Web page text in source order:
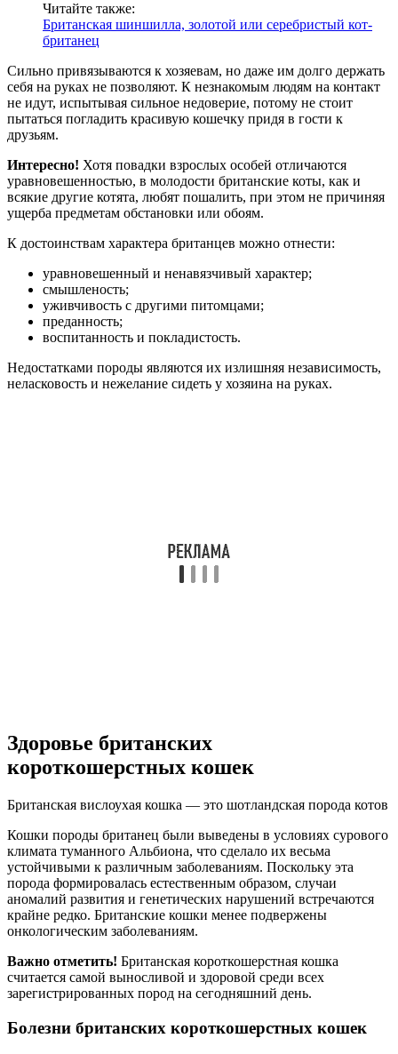
Читайте также:
Британская шиншилла, золотой или серебристый кот-
британец
Сильно привязываются к хозяевам, но даже им долго держать
себя на руках не позволяют. К незнакомым людям на контакт
не идут, испытывая сильное недоверие, потому не стоит
пытаться погладить красивую кошечку придя в гости к
друзьям.
Интересно! Хотя повадки взрослых особей отличаются
уравновешенностью, в молодости британские коты, как и
всякие другие котята, любят пошалить, при этом не причиняя
ущерба предметам обстановки или обоям.
К достоинствам характера британцев можно отнести:
уравновешенный и ненавязчивый характер;
смышленость;
уживчивость с другими питомцами;
преданность;
воспитанность и покладистость.
Недостатками породы являются их излишняя независимость,
неласковость и нежелание сидеть у хозяина на руках.
Здоровье британских
короткошерстных кошек
Британская вислоухая кошка — это шотландская порода котов
Кошки породы британец были выведены в условиях сурового
климата туманного Альбиона, что сделало их весьма
устойчивыми к различным заболеваниям. Поскольку эта
порода формировалась естественным образом, случаи
аномалий развития и генетических нарушений встречаются
крайне редко. Британские кошки менее подвержены
онкологическим заболеваниям.
Важно отметить! Британская короткошерстная кошка
считается самой выносливой и здоровой среди всех
зарегистрированных пород на сегодняшний день.
Болезни британских короткошерстных кошек